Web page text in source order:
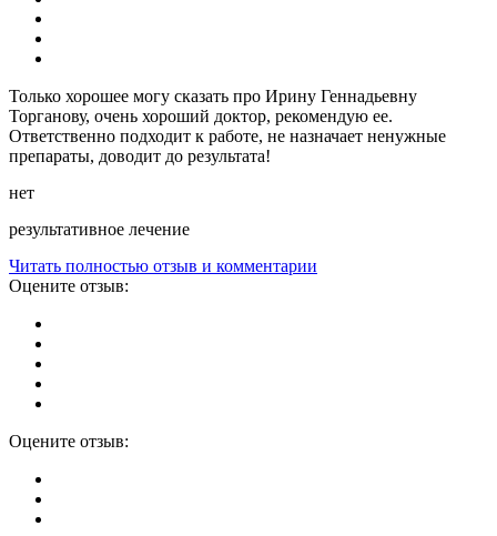
Только хорошее могу сказать про Ирину Геннадьевну
Торганову, очень хороший доктор, рекомендую ее.
Ответственно подходит к работе, не назначает ненужные
препараты, доводит до результата!
нет
результативное лечение
Читать полностью отзыв и комментарии
Оцените отзыв:
Оцените отзыв: